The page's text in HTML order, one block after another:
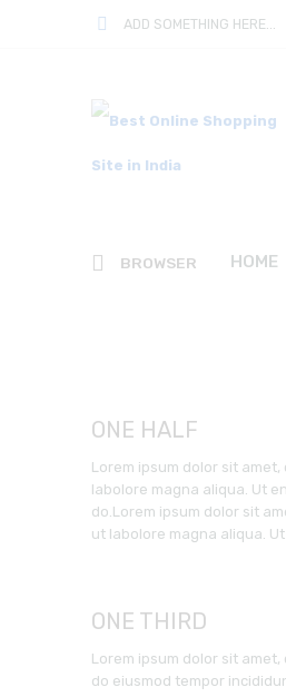
ADD SOMETHING HERE...
BROWSER HOME
ONE HALF
Lorem ipsum dolor sit
labolore magna aliqua. Ut
do.Lorem ipsum dolor sit
ut labolore magna aliqua.
ONE THIRD
Lorem ipsum dolor sit
do eiusmod tempor